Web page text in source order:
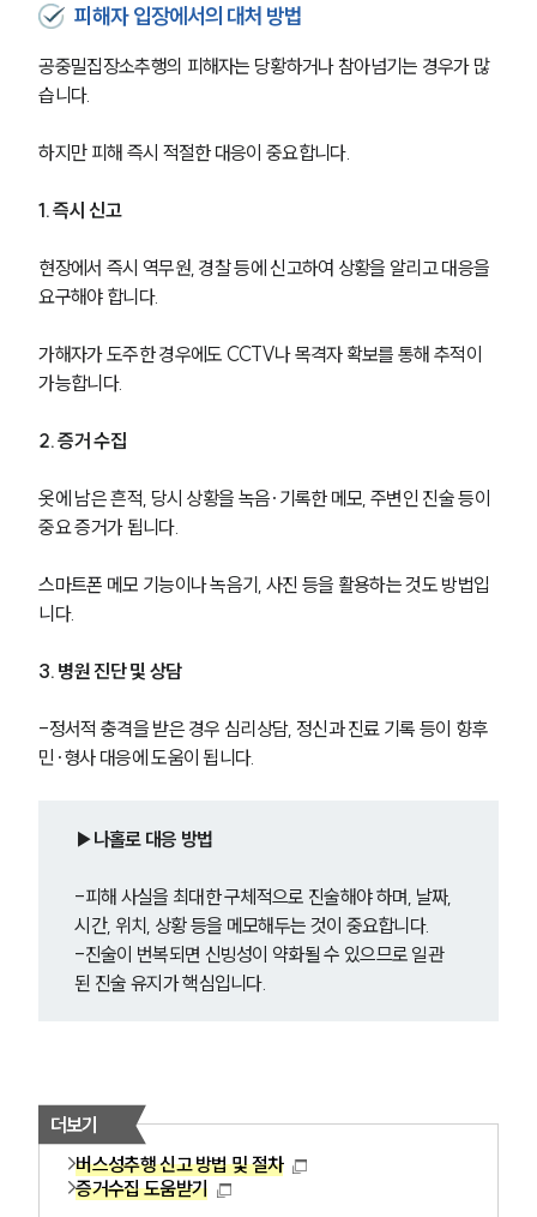
팀소개
고객의 소리
통합검색
AI대륜
주요 업무사례
사례분석/최신동향
법률정보
법률지식인
고객후기
피해자 입장에서의 대처 방법
공중밀집장소추행의 피해자는 당황하거나 참아넘기는 경우가 많
습니다.
하지만 피해 즉시 적절한 대응이 중요합니다.
1. 즉시 신고
현장에서 즉시 역무원, 경찰 등에 신고하여 상황을 알리고 대응을
요구해야 합니다.
가해자가 도주한 경우에도 CCTV나 목격자 확보를 통해 추적이
가능합니다.
2. 증거 수집
옷에 남은 흔적, 당시 상황을 녹음·기록한 메모, 주변인 진술 등이
중요 증거가 됩니다.
스마트폰 메모 기능이나 녹음기, 사진 등을 활용하는 것도 방법입
니다.
3. 병원 진단 및 상담
-정서적 충격을 받은 경우 심리상담, 정신과 진료 기록 등이 향후
민·형사 대응에 도움이 됩니다.
▶나홀로 대응 방법
-피해 사실을 최대한 구체적으로 진술해야 하며, 날짜,
시간, 위치, 상황 등을 메모해두는 것이 중요합니다.
-진술이 번복되면 신빙성이 약화될 수 있으므로 일관
된 진술 유지가 핵심입니다.
더보기
버스성추행 신고 방법 및 절차
증거수집 도움받기